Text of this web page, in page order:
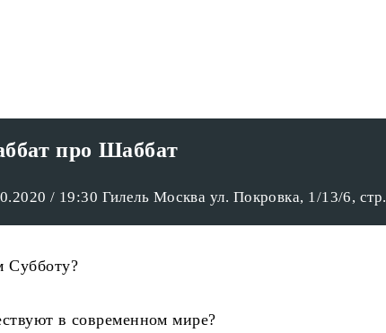
про Шаббат
/ 19:30 Гилель Москва ул. Покровка, 1/13/6,
Субботу?
в современном мире?